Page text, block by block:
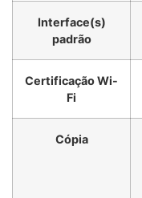
Interface(s)
padrão
Certificação Wi-
Fi
Cópia